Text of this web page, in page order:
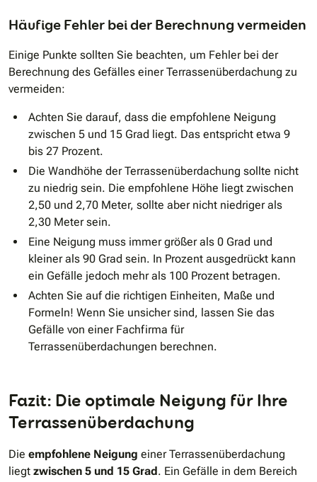
Häufige Fehler bei der Berechnung vermeiden
Einige Punkte sollten Sie beachten, um Fehler bei der
Berechnung des Gefälles einer Terrassenüberdachung zu
vermeiden:
Achten Sie darauf, dass die empfohlene Neigung
zwischen 5 und 15 Grad liegt. Das entspricht etwa 9
bis 27 Prozent.
Die Wandhöhe der Terrassenüberdachung sollte nicht
zu niedrig sein. Die empfohlene Höhe liegt zwischen
2,50 und 2,70 Meter, sollte aber nicht niedriger als
2,30 Meter sein.
Eine Neigung muss immer größer als 0 Grad und
kleiner als 90 Grad sein. In Prozent ausgedrückt kann
ein Gefälle jedoch mehr als 100 Prozent betragen.
Achten Sie auf die richtigen Einheiten, Maße und
Formeln! Wenn Sie unsicher sind, lassen Sie das
Gefälle von einer Fachfirma für
Terrassenüberdachungen berechnen.
Fazit: Die optimale Neigung für Ihre
Terrassenüberdachung
Die empfohlene Neigung einer Terrassenüberdachung
liegt zwischen 5 und 15 Grad. Ein Gefälle in dem Bereich